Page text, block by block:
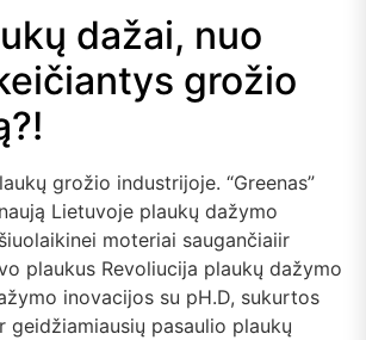
dažai, nuo
grožio
grožio industrijoje. “Greenas”
Lietuvoje plaukų dažymo
moteriai saugančiaiir
plaukus Revoliucija plaukų dažymo
inovacijos su pH.D, sukurtos
geidžiamiausių pasaulio plaukų